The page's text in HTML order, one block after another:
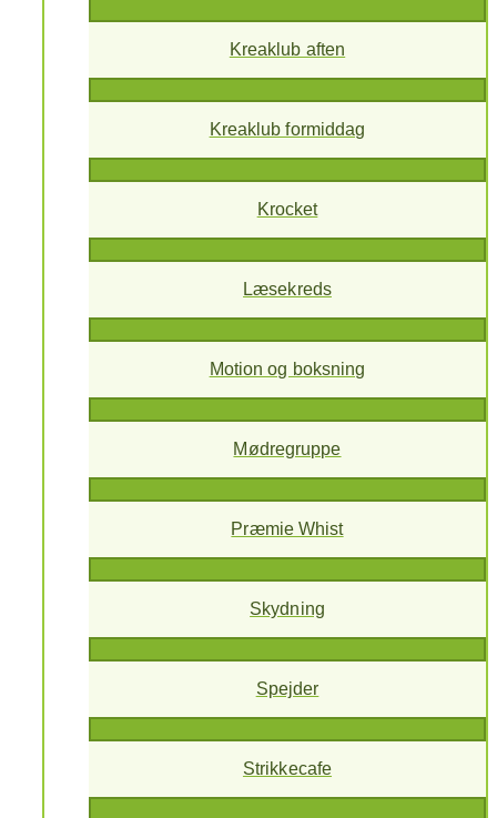
Kreaklub aften
Kreaklub formiddag
Krocket
Læsekreds
Motion og boksning
Mødregruppe
Præmie Whist
Skydning
Spejder
Strikkecafe